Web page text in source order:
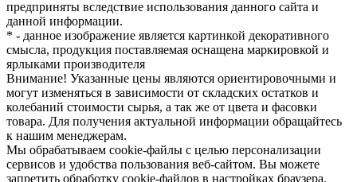
предприняты вследствие использования данного сайта и
данной информации.
* - данное изображение является картинкой декоративного
смысла, продукция поставляемая оснащена маркировкой и
ярлыками производителя
Внимание! Указанные цены являются ориентировочными и
могут изменяться в зависимости от складских остатков и
колебаний стоимости сырья, а так же от цвета и фасовки
товара. Для получения актуальной информации обращайтесь
к нашим менеджерам.
Мы обрабатываем cookie-файлы с целью персонализации
сервисов и удобства пользования веб-сайтом. Вы можете
запретить обработку cookie-файлов в настройках браузера.